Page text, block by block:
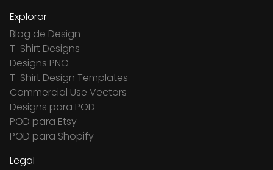
Explorar
Blog de Design
T-Shirt Designs
Designs PNG
T-Shirt Design Templates
Commercial Use Vectors
Designs para POD
POD para Etsy
POD para Shopify
Legal